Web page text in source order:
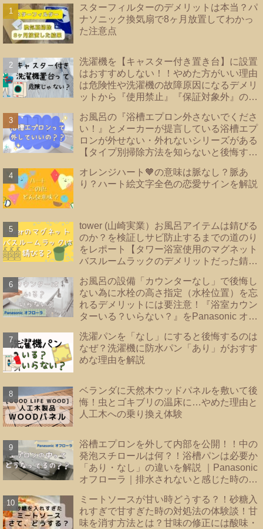
スターフィルターのデメリットは本当？パ
ナソニック換気扇で8ヶ月放置してわかっ
た注意点
洗濯機を【キャスター付き置き台】に設置
はおすすめしない！！やめた方がいい理由
は危険性や洗濯機の故障原因になるデメリ
ットから『使用禁止』『保証対象外』のメ
外！後悔しない為に知っておきたい【防水
パンのタイプ】を紹介
お風呂の『浴槽エプロン外さないでくださ
い！』とメーカーが提言している浴槽エプ
ロンが外せない・外れないシリーズがある
【タイプ別掃除方法を知らないと後悔する
バーあり｜TOTO・リクシル・Panasonic
｜
オレンジハート🧡の意味は脈なし？脈あ
り？ハート絵文字全色の恋愛サインを解説
tower (山崎実業）お風呂アイテムは錆びる
のか？を検証しサビ防止するまでの道のり
をレポート【タワー浴室使用のマグネット
バスルームラックのデメリットだった錆を
お風呂の設備「カウンターなし」で後悔し
ない為に水栓の高さ指定（水栓位置）を忘
れるデメリットには要注意！『浴室カウン
ターいる？いらない？』をPanasonic オフ
洗濯パンを「なし」にすると後悔するのは
なぜ？洗濯機に防水パン「あり」がおすす
めな理由を解説
ベランダに天然木ウッドパネルを敷いて後
悔！虫とゴキブリの温床に…やめた理由と
人工木への乗り換え体験
浴槽エプロンを外して内部を公開！！中の
発泡スチロールは何？！浴槽パンは必要か
「あり・なし」の違いを解説 ｜Panasonic
オフローラ｜排水されないと感じた時のバ
ミートソースが甘い時どうする？！砂糖入
れすぎで甘すぎた時の対処法の体験談！甘
味を消す方法とは？甘味の修正には酸味・